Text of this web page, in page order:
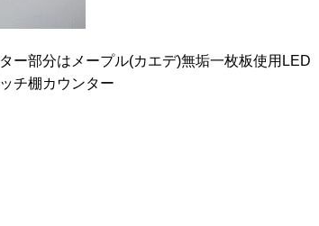
部分はメープル(カエデ)無垢一枚板使用LED
チ棚カウンター